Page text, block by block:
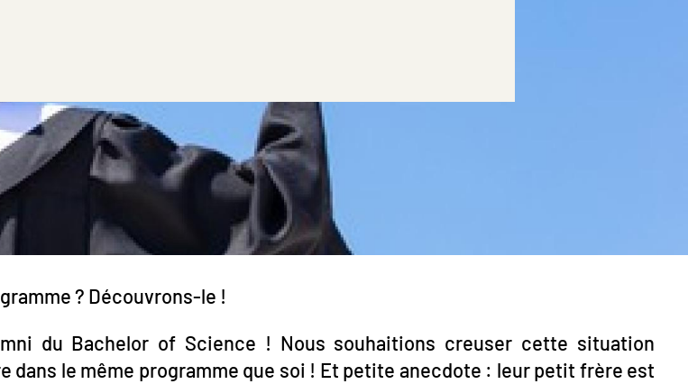
? Découvrons-le !
du Bachelor of Science ! Nous souhaitions creuser cette situation
dans le même programme que soi ! Et petite anecdote : leur petit frère est